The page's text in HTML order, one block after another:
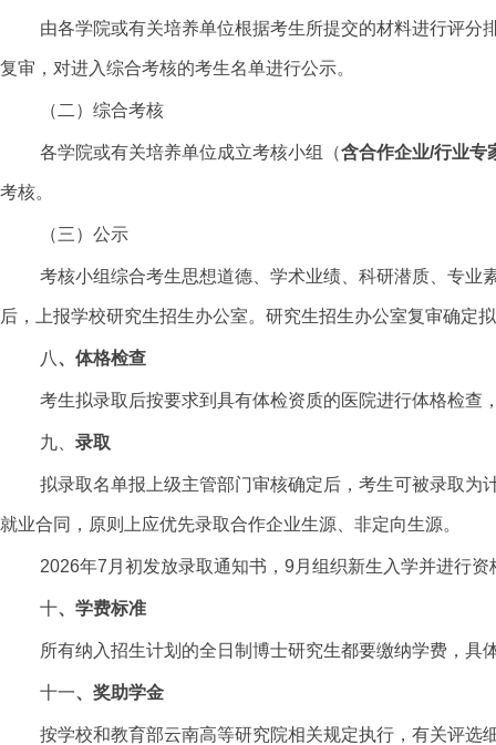
由各学院或有关培养单位根据考生所提交的材料进行评
复审，对进入综合考核的考生名单进行公示。
（二）综合考核
各学院或有关培养单位成立考核小组（含合作企业/行业专
考核。
（三）公示
考核小组综合考生思想道德、学术业绩、科研潜质、专
后，上报学校研究生招生办公室。研究生招生办公室复审确定
八 、体格检查
考生拟录取后按要求到具有体检资质的医院进行体格检查
九、 录取
拟录取名单报上级主管部门审核确定后，考生可被录取
就业合同，原则上应优先录取合作企业生源、非定向生源。
2026年7月初发放录取通知书，9月组织新生入学并进行资
十、学费标准
所有纳入招生计划的全日制博士研究生都要缴纳学费，
十一、奖助学金
按学校和教育部云南高等研究院相关规定执行，有关评